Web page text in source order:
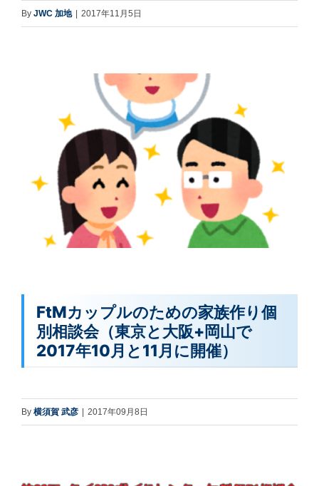
By JWC 加地 2017年11月5日
FtMカップルのための家族作り個
別相談会（東京と大阪+岡山で
2017年10月と11月に開催）
By 横須賀 武彦 | 2017年09月8日